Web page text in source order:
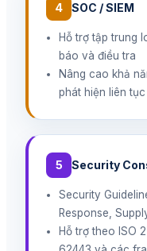
4 SOC / SIEM
Hỗ trợ tập trung
báo và điều tra
Nâng cao khả
phát hiện liên tục
5 Security
Security
Response,
Hỗ trợ theo ISO